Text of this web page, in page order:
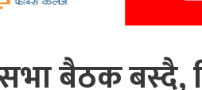
सभा बैठक